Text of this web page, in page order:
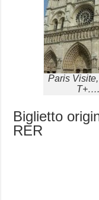
Paris
T+….
Biglietto
RER